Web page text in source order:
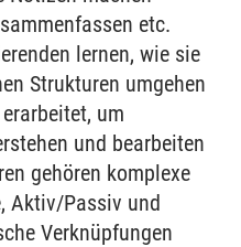
etc.
lernen, wie sie
Strukturen umgehen
um
und bearbeiten
gehören komplexe
Aktiv/Passiv und
Verknüpfungen